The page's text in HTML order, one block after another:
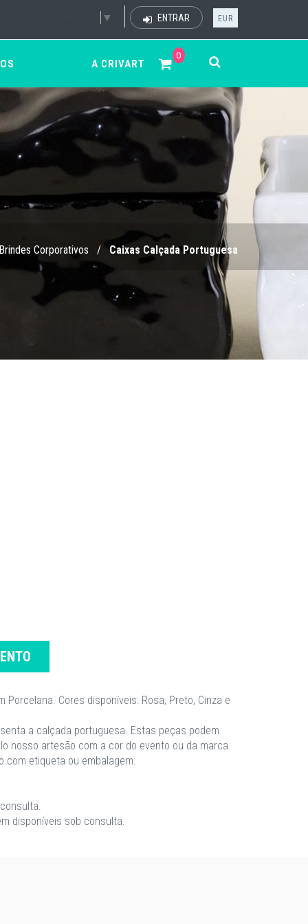
▼ ENTRAR EUR
0
A CRIVART
Brindes Corporativos / Caixas Calçada Portuguesa
Porcelana. Cores disponíveis: Rosa, Preto, Cinza e
a calçada portuguesa. Estas peças podem
nosso artesão com a cor do evento ou da marca.
com etiqueta ou embalagem.
disponíveis sob consulta.